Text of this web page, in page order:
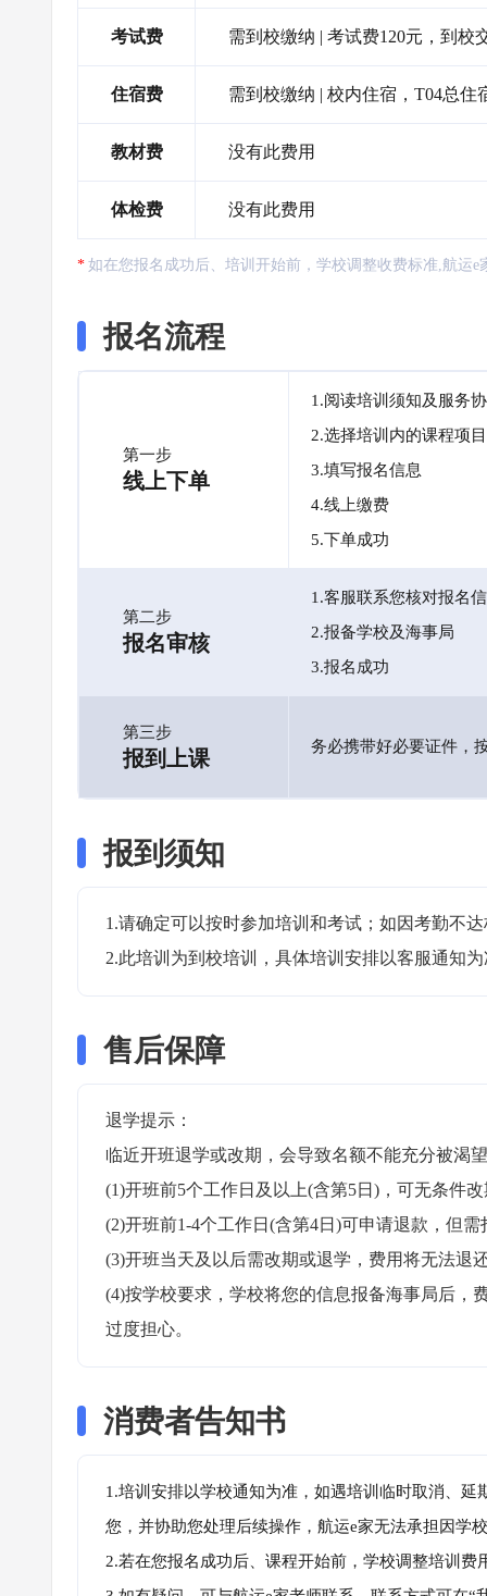
考试费 需到校缴纳 | 考试费120元，到校
住宿费 需到校缴纳 | 校内住宿，T04总住
教材费 没有此费用
体检费 没有此费用
如在您报名成功后、培训开始前，学校调整收费标准,航运
报名流程
第一步
线上下单
1.阅读培训须知及服务
2.选择培训内的课程项目
3.填写报名信息
4.线上缴费
5.下单成功
第二步
报名审核
1.客服联系您核对报名
2.报备学校及海事局
3.报名成功
第三步
报到上课 务必携带好必要证件，
报到须知
1.请确定可以按时参加培训和考试；如因考勤不
2.此培训为到校培训，具体培训安排以客服通知
售后保障
退学提示：
临近开班退学或改期，会导致名额不能充分被渴
(1)开班前5个工作日及以上(含第5日)，可无条件
(2)开班前1-4个工作日(含第4日)可申请退款，但
(3)开班当天及以后需改期或退学，费用将无法退
(4)按学校要求，学校将您的信息报备海事局后，
过度担心。
消费者告知书
1.培训安排以学校通知为准，如遇培训临时取消、
您，并协助您处理后续操作，航运e家无法承担因学
2.若在您报名成功后、课程开始前，学校调整培训